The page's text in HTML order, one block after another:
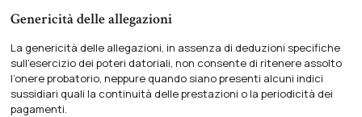
Genericità delle allegazioni
La genericità delle allegazioni, in assenza di deduzioni specifiche
sull’esercizio dei poteri datoriali, non consente di ritenere assolto
l’onere probatorio, neppure quando siano presenti alcuni indici
sussidiari quali la continuità delle prestazioni o la periodicità dei
pagamenti.